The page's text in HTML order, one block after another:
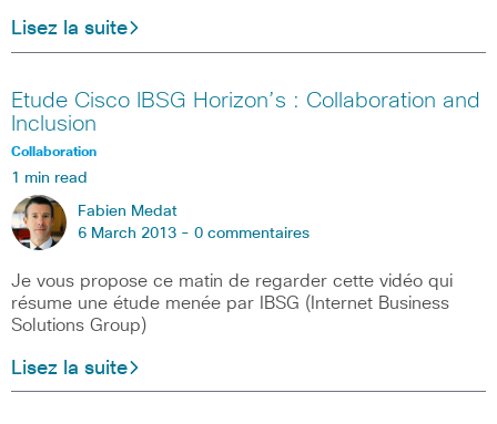
Lisez la suite
Etude Cisco IBSG Horizon’s : Collaboration and
Inclusion
Collaboration
1 min read
Fabien Medat
6 March 2013 - 0 commentaires
Je vous propose ce matin de regarder cette vidéo qui
résume une étude menée par IBSG (Internet Business
Solutions Group)
Lisez la suite